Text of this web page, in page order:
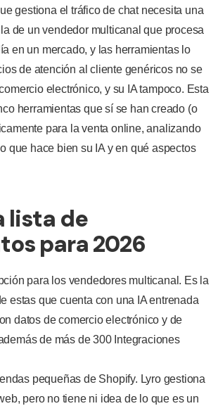
gestiona el tráfico de chat necesita una
la de un vendedor multicanal que procesa
en un mercado, y las herramientas lo
de atención al cliente genéricos no se
electrónico, y su IA tampoco. Esta
herramientas que sí se han creado (o
para la venta online, analizando
que hace bien su IA y en qué aspectos
lista de
para 2026
para los vendedores multicanal. Es la
estas que cuenta con una IA entrenada
datos de comercio electrónico y de
de más de 300 Integraciones
pequeñas de Shopify. Lyro gestiona
pero no tiene ni idea de lo que es un